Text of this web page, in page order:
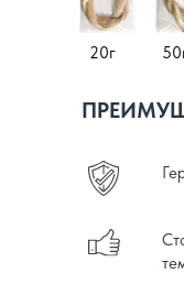
20г